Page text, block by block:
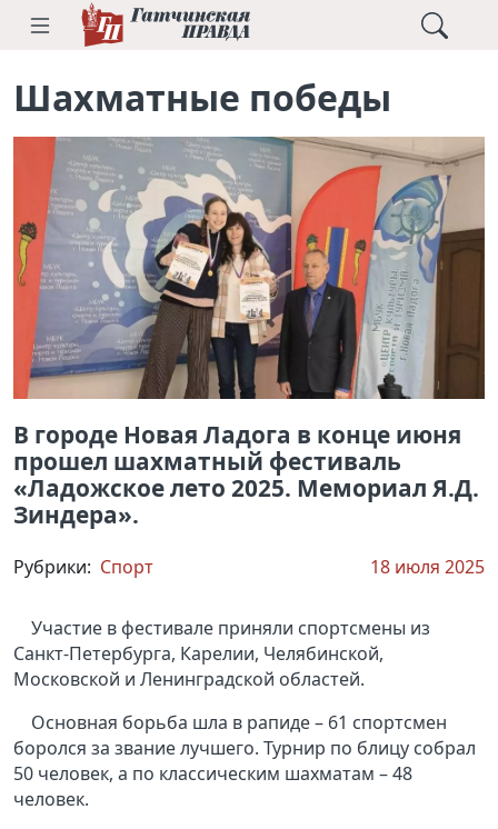
Шахматные победы
В городе Новая Ладога в конце июня
прошел шахматный фестиваль
«Ладожское лето 2025. Мемориал Я.Д.
Зиндера».
Рубрики: Спорт 18 июля 2025
Участие в фестивале приняли спортсмены из
Санкт-Петербурга, Карелии, Челябинской,
Московской и Ленинградской областей.
Основная борьба шла в рапиде – 61 спортсмен
боролся за звание лучшего. Турнир по блицу собрал
50 человек, а по классическим шахматам – 48
человек.